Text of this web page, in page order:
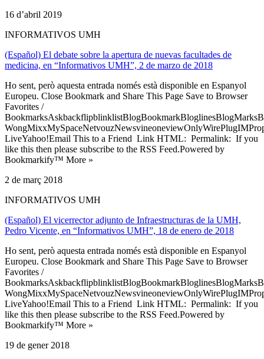
16 d’abril 2019
INFORMATIVOS UMH
(Español) El debate sobre la apertura de nuevas facultades de
medicina, en “Informativos UMH”, 2 de marzo de 2018
Ho sent, però aquesta entrada només està disponible en Espanyol
Europeu. Close Bookmark and Share This Page Save to Browser
Favorites /
LiveYahoo!Email This to a Friend Link HTML: Permalink: If you
like this then please subscribe to the RSS Feed.Powered by
Bookmarkify™ More »
2 de març 2018
INFORMATIVOS UMH
(Español) El vicerrector adjunto de Infraestructuras de la UMH,
Pedro Vicente, en “Informativos UMH”, 18 de enero de 2018
Ho sent, però aquesta entrada només està disponible en Espanyol
Europeu. Close Bookmark and Share This Page Save to Browser
Favorites /
LiveYahoo!Email This to a Friend Link HTML: Permalink: If you
like this then please subscribe to the RSS Feed.Powered by
Bookmarkify™ More »
19 de gener 2018